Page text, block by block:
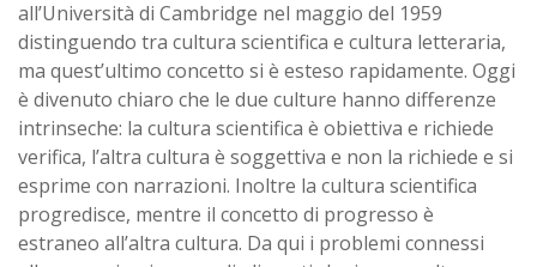
all’Università di Cambridge nel maggio del 1959
distinguendo tra cultura scientifica e cultura letteraria,
ma quest’ultimo concetto si è esteso rapidamente. Oggi
è divenuto chiaro che le due culture hanno differenze
intrinseche: la cultura scientifica è obiettiva e richiede
verifica, l’altra cultura è soggettiva e non la richiede e si
esprime con narrazioni. Inoltre la cultura scientifica
progredisce, mentre il concetto di progresso è
estraneo all’altra cultura. Da qui i problemi connessi